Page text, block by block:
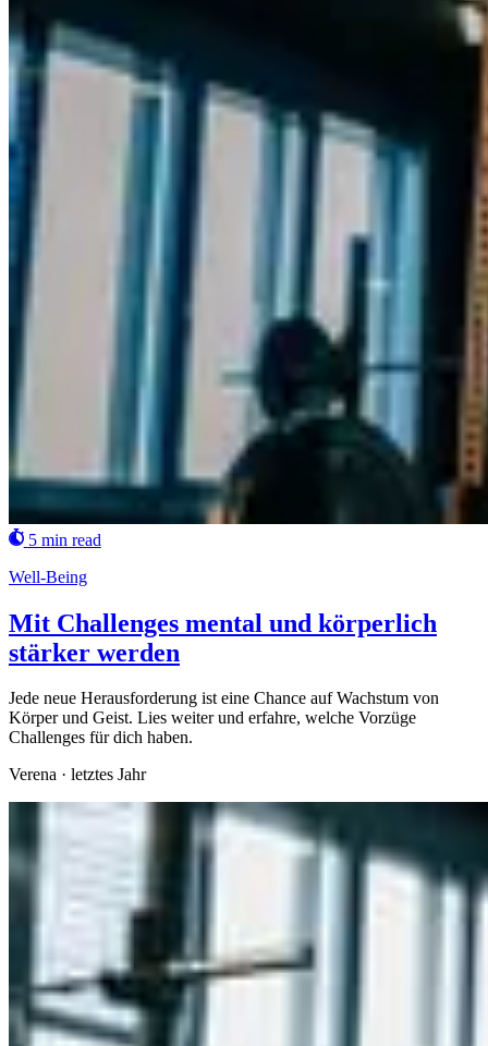
5 min read
Well-Being
Mit Challenges mental und körperlich
stärker werden
Jede neue Herausforderung ist eine Chance auf Wachstum von
Körper und Geist. Lies weiter und erfahre, welche Vorzüge
Challenges für dich haben.
Verena · letztes Jahr